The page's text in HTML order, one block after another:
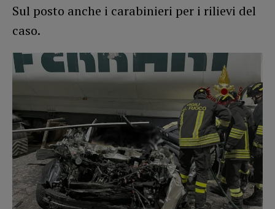
Sul posto anche i carabinieri per i rilievi del
caso.